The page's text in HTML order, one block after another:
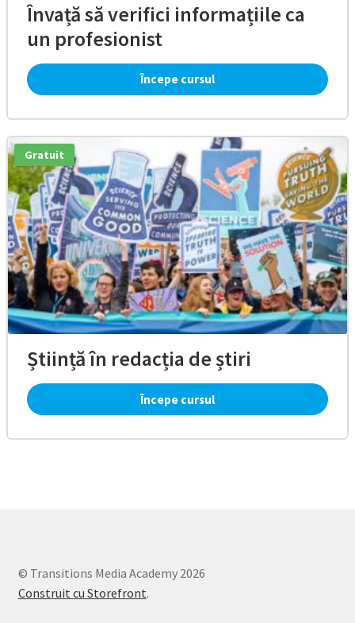
Învață să verifici informațiile ca
un profesionist
Începe cursul
Gratuit
Știință în redacția de știri
Începe cursul
© Transitions Media Academy 2026
Construit cu Storefront.